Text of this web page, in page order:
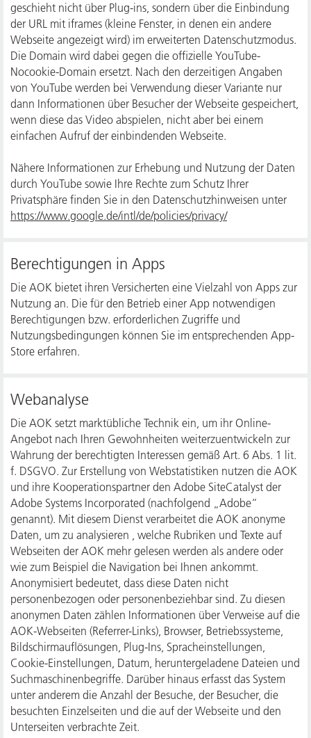
geschieht nicht über Plug-ins, sondern über die Einbindung
der URL mit iframes (kleine Fenster, in denen ein andere
Webseite angezeigt wird) im erweiterten Datenschutzmodus.
Die Domain wird dabei gegen die offizielle YouTube-
Nocookie-Domain ersetzt. Nach den derzeitigen Angaben
von YouTube werden bei Verwendung dieser Variante nur
dann Informationen über Besucher der Webseite gespeichert,
wenn diese das Video abspielen, nicht aber bei einem
einfachen Aufruf der einbindenden Webseite.
Nähere Informationen zur Erhebung und Nutzung der Daten
durch YouTube sowie Ihre Rechte zum Schutz Ihrer
Privatsphäre finden Sie in den Datenschutzhinweisen unter
https://www.google.de/intl/de/policies/privacy/
Berechtigungen in Apps
Die AOK bietet ihren Versicherten eine Vielzahl von Apps zur
Nutzung an. Die für den Betrieb einer App notwendigen
Berechtigungen bzw. erforderlichen Zugriffe und
Nutzungsbedingungen können Sie im entsprechenden App-
Store erfahren.
Webanalyse
Die AOK setzt marktübliche Technik ein, um ihr Online-
Angebot nach Ihren Gewohnheiten weiterzuentwickeln zur
Wahrung der berechtigten Interessen gemäß Art. 6 Abs. 1 lit.
f. DSGVO. Zur Erstellung von Webstatistiken nutzen die AOK
und ihre Kooperationspartner den Adobe SiteCatalyst der
Adobe Systems Incorporated (nachfolgend „Adobe“
genannt). Mit diesem Dienst verarbeitet die AOK anonyme
Daten, um zu analysieren , welche Rubriken und Texte auf
Webseiten der AOK mehr gelesen werden als andere oder
wie zum Beispiel die Navigation bei Ihnen ankommt.
Anonymisiert bedeutet, dass diese Daten nicht
personenbezogen oder personenbeziehbar sind. Zu diesen
anonymen Daten zählen Informationen über Verweise auf die
AOK-Webseiten (Referrer-Links), Browser, Betriebssysteme,
Bildschirmauflösungen, Plug-Ins, Spracheinstellungen,
Cookie-Einstellungen, Datum, heruntergeladene Dateien und
Suchmaschinenbegriffe. Darüber hinaus erfasst das System
unter anderem die Anzahl der Besuche, der Besucher, die
besuchten Einzelseiten und die auf der Webseite und den
Unterseiten verbrachte Zeit.